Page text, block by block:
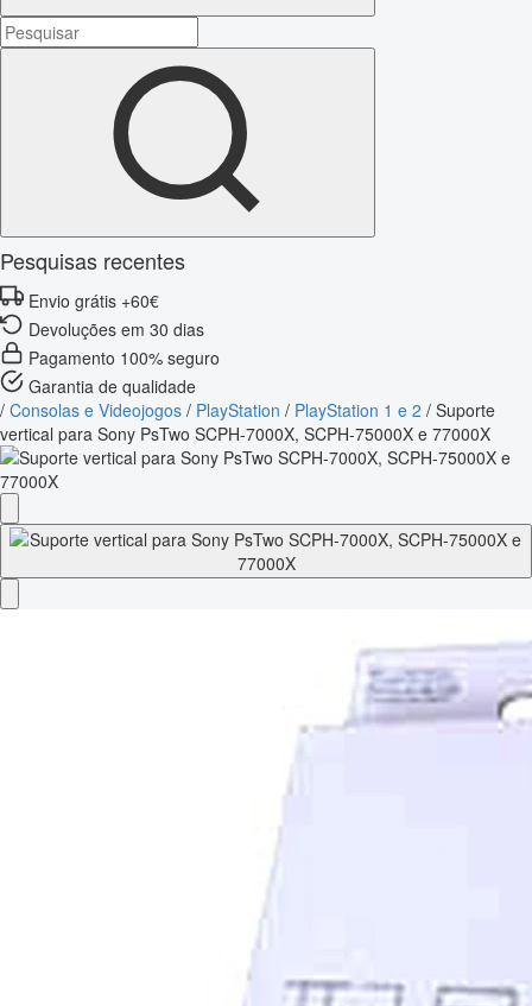
Pesquisas recentes
Envio grátis +60€
Devoluções em 30 dias
Pagamento 100% seguro
Garantia de qualidade
/ Consolas e Videojogos / PlayStation / PlayStation 1 e 2 / Suporte
vertical para Sony PsTwo SCPH-7000X, SCPH-75000X e 77000X